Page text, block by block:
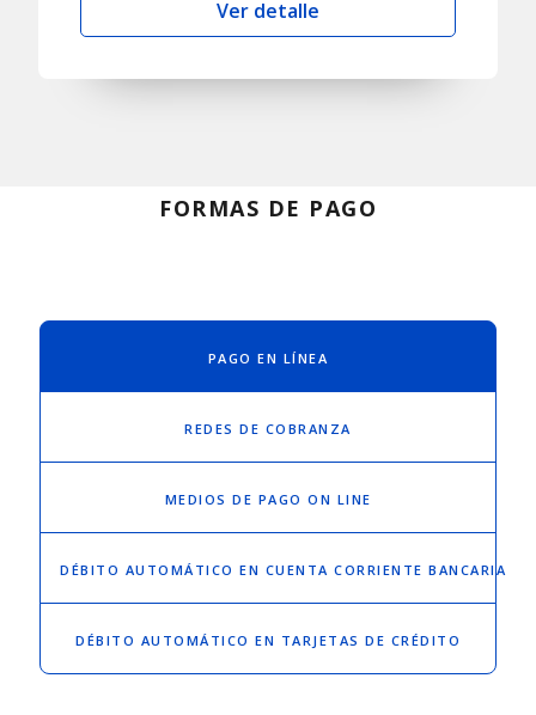
Ver detalle
FORMAS DE PAGO
PAGO EN LÍNEA
REDES DE COBRANZA
MEDIOS DE PAGO ON LINE
DÉBITO AUTOMÁTICO EN CUENTA CORRIENTE BANCARIA
DÉBITO AUTOMÁTICO EN TARJETAS DE CRÉDITO